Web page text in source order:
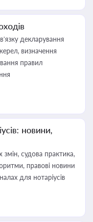
декларування
визначення
правил
новини,
судова практика,
правові новини
для нотаріусів